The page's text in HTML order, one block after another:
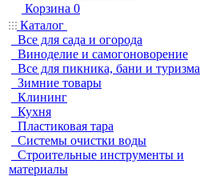
Корзина 0
Каталог
Все для сада и огорода
Виноделие и самогоноворение
Все для пикника, бани и туризма
Зимние товары
Клининг
Кухня
Пластиковая тара
Системы очистки воды
Строительные инструменты и
материалы